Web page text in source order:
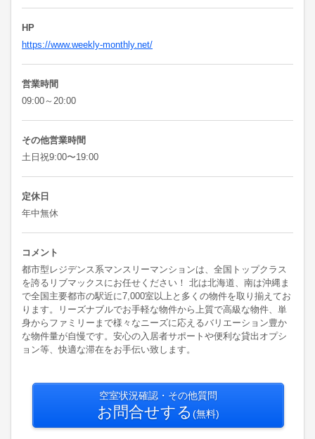
HP
https://www.weekly-monthly.net/
営業時間
09:00～20:00
その他営業時間
土日祝9:00〜19:00
定休日
年中無休
コメント
都市型レジデンス系マンスリーマンションは、全国トップクラス
を誇るリブマックスにお任せください！ 北は北海道、南は沖縄ま
で全国主要都市の駅近に7,000室以上と多くの物件を取り揃えてお
ります。リーズナブルでお手軽な物件から上質で高級な物件、単
身からファミリーまで様々なニーズに応えるバリエーション豊か
な物件量が自慢です。安心の入居者サポートや便利な貸出オプシ
ョン等、快適な滞在をお手伝い致します。
空室状況確認・その他質問
お問合せする (無料)